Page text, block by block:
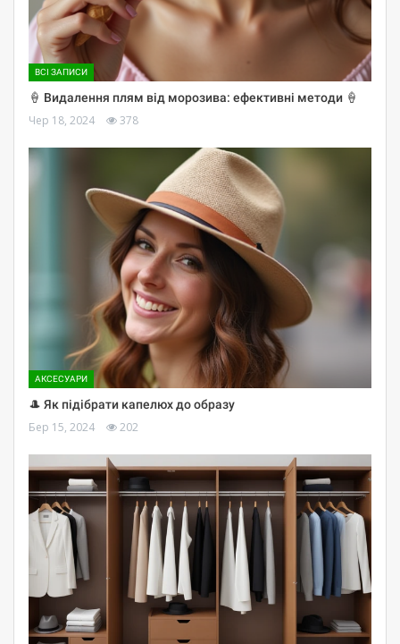
ВСІ ЗАПИСИ
🍦 Видалення плям від морозива: ефективні методи 🍦
Чер 18, 2024 378
АКСЕСУАРИ
🎩 Як підібрати капелюх до образу
Бер 15, 2024 202